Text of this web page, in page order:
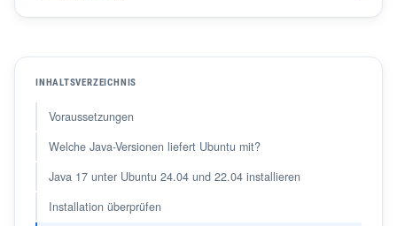
INHALTSVERZEICHNIS
Voraussetzungen
Welche Java-Versionen liefert Ubuntu mit?
Java 17 unter Ubuntu 24.04 und 22.04 installieren
Installation überprüfen